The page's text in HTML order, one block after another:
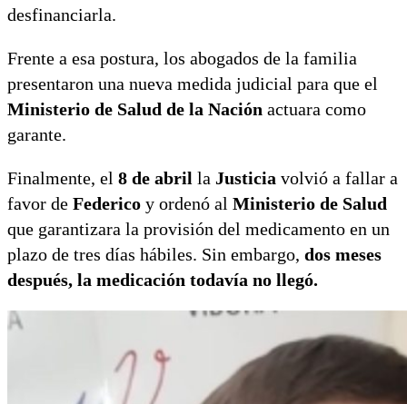
desfinanciarla.
Frente a esa postura, los abogados de la familia
presentaron una nueva medida judicial para que el
Ministerio de Salud de la Nación actuara como
garante.
Finalmente, el 8 de abril la Justicia volvió a fallar a
favor de Federico y ordenó al Ministerio de Salud
que garantizara la provisión del medicamento en un
plazo de tres días hábiles. Sin embargo, dos meses
después, la medicación todavía no llegó.